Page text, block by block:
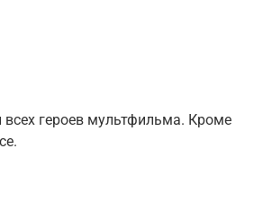
всех героев мультфильма. Кроме